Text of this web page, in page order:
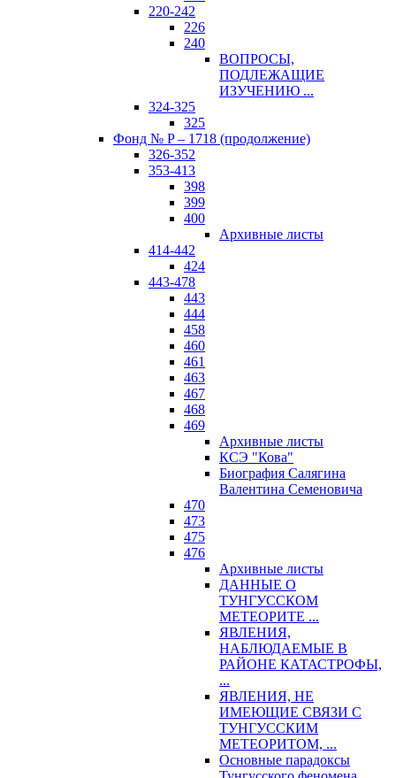
220-242
226
240
ВОПРОСЫ,
ПОДЛЕЖАЩИЕ
ИЗУЧЕНИЮ ...
324-325
325
Фонд № P – 1718 (продолжение)
326-352
353-413
398
399
400
Архивные листы
414-442
424
443-478
443
444
458
460
461
463
467
468
469
Архивные листы
КСЭ "Кова"
Биография Салягина
Валентина Семеновича
470
473
475
476
Архивные листы
ДАННЫЕ О
ТУНГУССКОМ
МЕТЕОРИТЕ ...
ЯВЛЕНИЯ,
НАБЛЮДАЕМЫЕ В
РАЙОНЕ КАТАСТРОФЫ,
...
ЯВЛЕНИЯ, НЕ
ИМЕЮЩИЕ СВЯЗИ С
ТУНГУССКИМ
МЕТЕОРИТОМ, ...
Основные парадоксы